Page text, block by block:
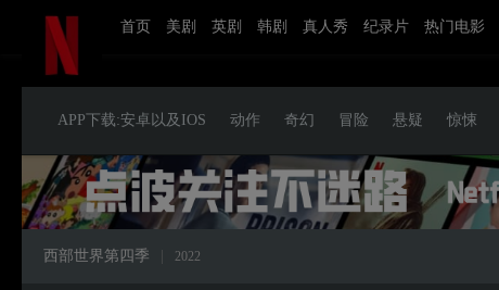
首页 美剧 英剧 韩剧 真人秀 纪录片 热门电影
APP下载:安卓以及IOS 动作 奇幻 冒险 悬疑 惊悚
西部世界第四季 2022